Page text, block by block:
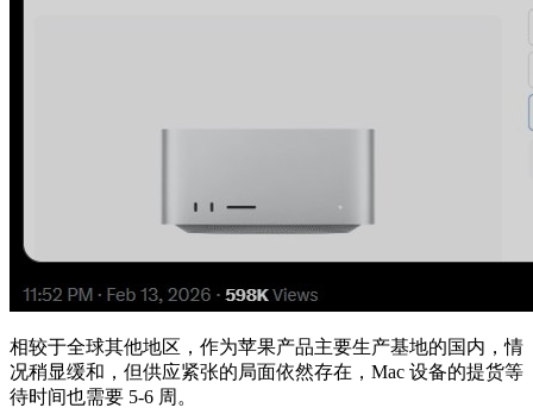
相较于全球其他地区，作为苹果产品主要生产基地的国内，情
况稍显缓和，但供应紧张的局面依然存在，Mac 设备的提货等
待时间也需要 5-6 周。